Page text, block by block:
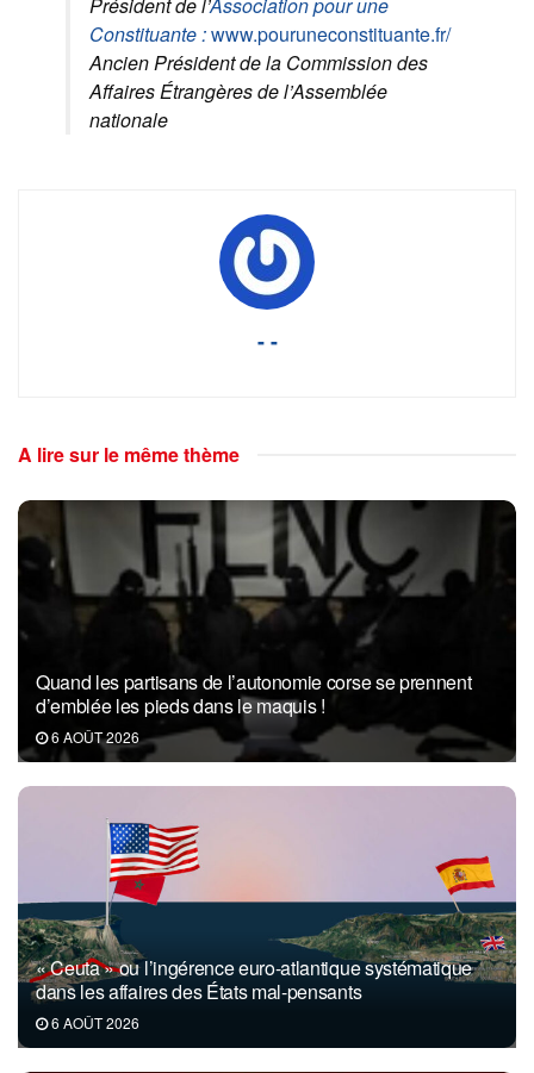
Constituante :www.pouruneconstituante.fr/
Ancien Président de la Commission des
Affaires Étrangères de l’Assemblée
nationale
- -
A lire sur le même thème
Quand les partisans de l’autonomie corse se prennent
d’emblée les pieds dans le maquis !
6 AOÛT 2026
« Ceuta » ou l’ingérence euro-atlantique systématique
dans les affaires des États mal-pensants
6 AOÛT 2026